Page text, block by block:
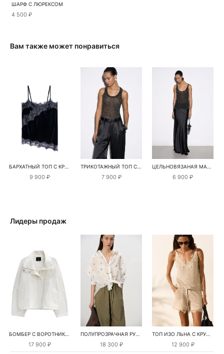
ШАРФ С ЛЮРЕКСОМ
4 500 ₽
Вам также может понравиться
БАРХАТНЫЙ ТОП С КРУЖЕВОМ
9 900 ₽
ТРИКОТАЖНЫЙ ТОП С ЛЮРЕКСОМ
7 900 ₽
ЦЕЛЬНОВЯЗАНАЯ МАЙКА С ЛЮРЕКСОМ
6 900 ₽
Лидеры продаж
БОМБЕР С ВОРОТНИКОМ-СТОЙКОЙ
17 900 ₽
ПОЛУПРОЗРАЧНАЯ РУБАШКА С РОМАШКАМИ
18 300 ₽
ТОП ИЗО ЛЬНА С КРУЖЕВОМ
12 900 ₽